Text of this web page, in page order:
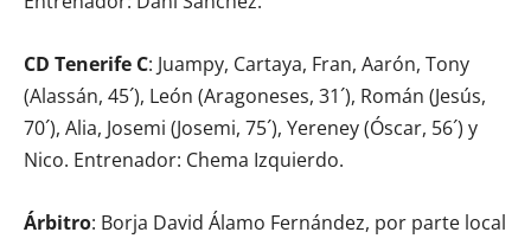
CD Tenerife C: Juampy, Cartaya, Fran, Aarón, Tony
(Alassán, 45´), León (Aragoneses, 31´), Román (Jesús,
70´), Alia, Josemi (Josemi, 75´), Yereney (Óscar, 56´) y
Nico. Entrenador: Chema Izquierdo.
Árbitro: Borja David Álamo Fernández, por parte local